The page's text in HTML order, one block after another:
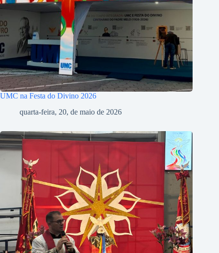
UMC na Festa do Divino 2026
quarta-feira, 20, de maio de 2026